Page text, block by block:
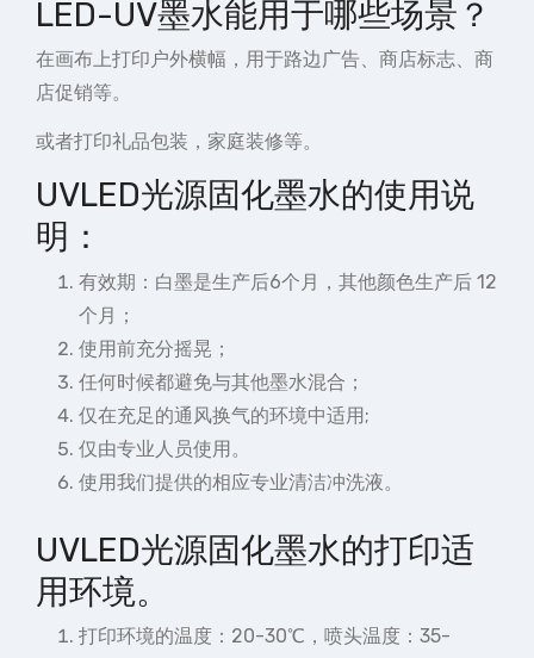
LED-UV墨水能用于哪些场景？
在画布上打印户外横幅，用于路边广告、商店标志、商
店促销等。
或者打印礼品包装，家庭装修等。
UVLED光源固化墨水的使用说
明：
有效期：白墨是生产后6个月，其他颜色生产后 12
个月；
使用前充分摇晃；
任何时候都避免与其他墨水混合；
仅在充足的通风换气的环境中适用;
仅由专业人员使用。
使用我们提供的相应专业清洁冲洗液。
UVLED光源固化墨水的打印适
用环境。
打印环境的温度：20-30℃，喷头温度：35-